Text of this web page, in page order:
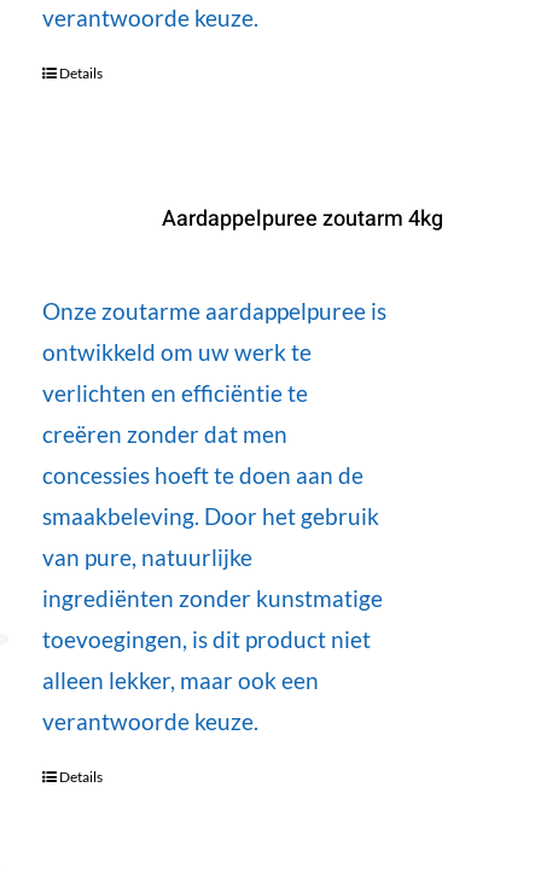
verantwoorde keuze.
Details
Aardappelpuree zoutarm 4kg
Onze zoutarme aardappelpuree is
ontwikkeld om uw werk te
verlichten en efficiëntie te
creëren zonder dat men
concessies hoeft te doen aan de
smaakbeleving. Door het gebruik
van pure, natuurlijke
ingrediënten zonder kunstmatige
toevoegingen, is dit product niet
alleen lekker, maar ook een
verantwoorde keuze.
Details